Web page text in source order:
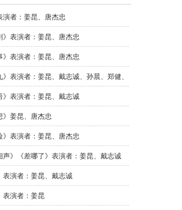
演者：姜昆、唐杰忠
》表演者：姜昆、唐杰忠
》表演者：姜昆、唐杰忠
表演者：姜昆、戴志诚、孙晨、郑健、
》表演者：姜昆、戴志诚
》姜昆、唐杰忠
》表演者：姜昆、唐杰忠
声》《差哪了》表演者：姜昆、戴志诚
表演者：姜昆、戴志诚
表演者：姜昆